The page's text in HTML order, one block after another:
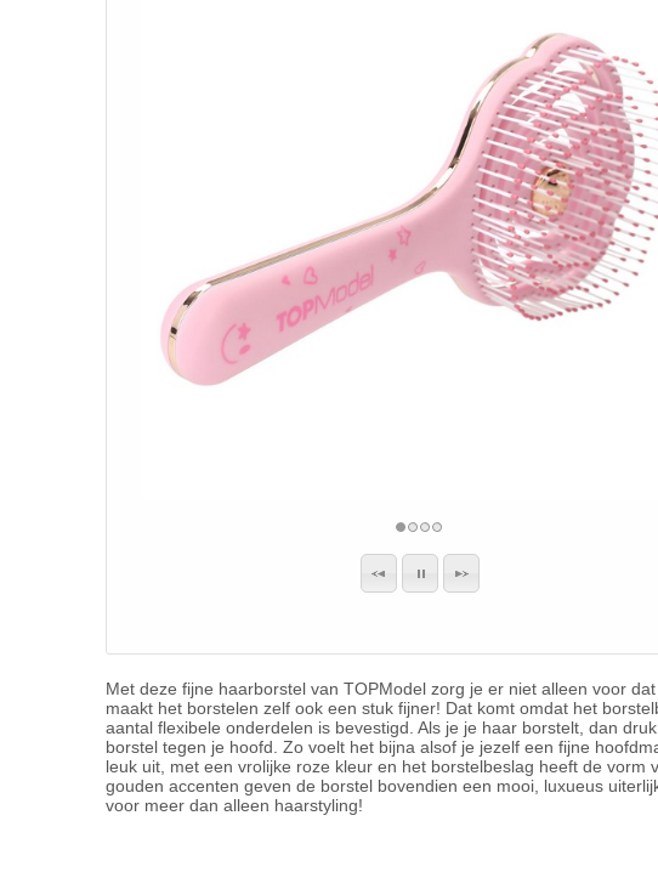
Met deze fijne haarborstel van TOPModel zorg je er niet alleen voor
maakt het borstelen zelf ook een stuk fijner! Dat komt omdat het
aantal flexibele onderdelen is bevestigd. Als je je haar borstelt, dan
borstel tegen je hoofd. Zo voelt het bijna alsof je jezelf een fijne
leuk uit, met een vrolijke roze kleur en het borstelbeslag heeft de vorm
gouden accenten geven de borstel bovendien een mooi, luxueus
voor meer dan alleen haarstyling!